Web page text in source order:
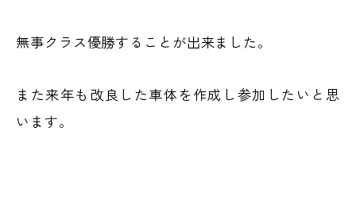
無事クラス優勝することが出来ました。
また来年も改良した車体を作成し参加したいと思
います。